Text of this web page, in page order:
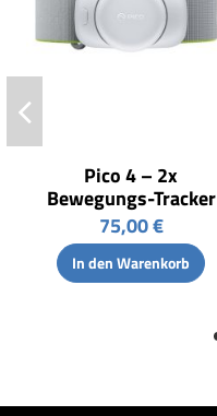
Pico 4 – 2x
Bewegungs-Tracker
75,00 €
In den Warenkorb